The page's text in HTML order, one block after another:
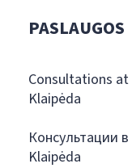
PASLAUGOS
Consultations
Klaipėda
Консультации
Klaipėda